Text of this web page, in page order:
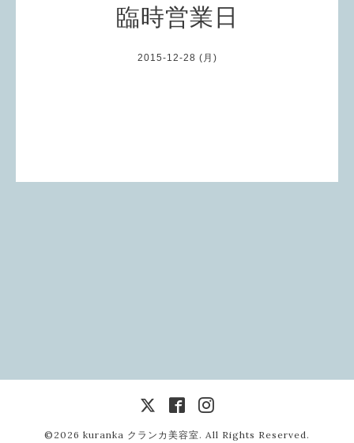
臨時営業日
2015-12-28 (月)
©2026 kuranka クランカ美容室. All Rights Reserved.